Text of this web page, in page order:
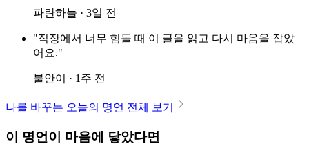
파란하늘 · 3일 전
"직장에서 너무 힘들 때 이 글을 읽고 다시 마음을 잡았
어요."
불안이 · 1주 전
나를 바꾸는 오늘의 명언 전체 보기
이 명언이 마음에 닿았다면